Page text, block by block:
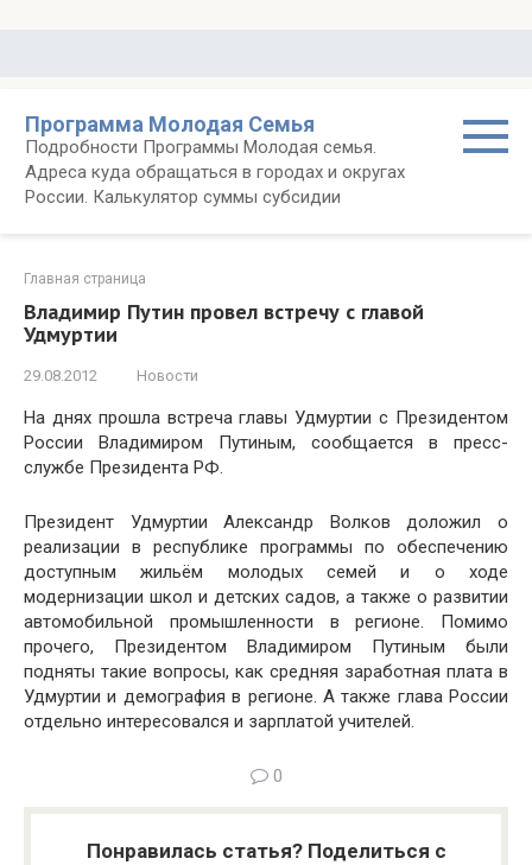
Программа Молодая Семья
Подробности Программы Молодая семья.
Адреса куда обращаться в городах и округах
России. Калькулятор суммы субсидии
Главная страница
Владимир Путин провел встречу с главой
Удмуртии
29.08.2012 Новости
На днях прошла встреча главы Удмуртии с Президентом
России Владимиром Путиным, сообщается в пресс-
службе Президента РФ.
Президент Удмуртии Александр Волков доложил о
реализации в республике программы по обеспечению
доступным жильём молодых семей и о ходе
модернизации школ и детских садов, а также о развитии
автомобильной промышленности в регионе. Помимо
прочего, Президентом Владимиром Путиным были
подняты такие вопросы, как средняя заработная плата в
Удмуртии и демография в регионе. А также глава России
отдельно интересовался и зарплатой учителей.
0
Понравилась статья? Поделиться с